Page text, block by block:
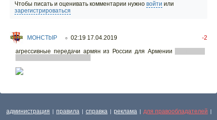
Чтобы писать и оценивать комментарии нужно войти или
зарегистрироваться
MOHCTbIP ○ 02:19 17.04.2019
-2
агрессивные передачи армян из России для Армении
администрация | правила | справка | реклама | для правообладателей |